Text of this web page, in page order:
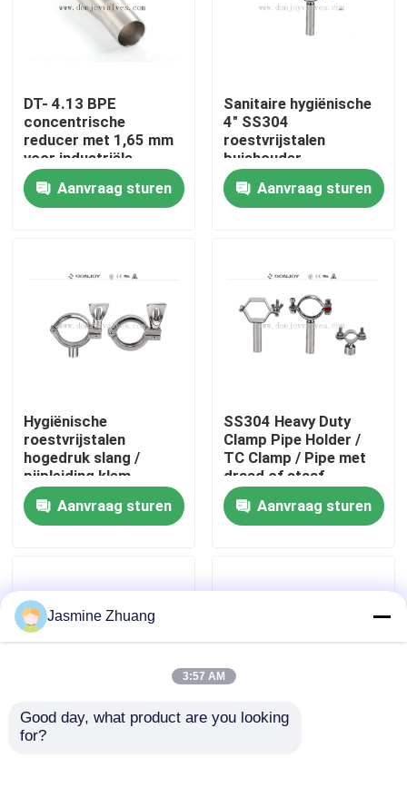
Producten
Over ons
Fabriekstocht
NEEM CONTACT MET ONS OP
Offerte Aanvragen
DT- 4.13 BPE
concentrische
reducer met 1,65 mm
voor industriële
geneeskunde
Aanvraag sturen
Sanitaire hygiënische
4" SS304
roestvrijstalen
buishouder
Aanvraag sturen
Hygiënische
roestvrijstalen
hogedruk slang /
pijpleiding klem
13MHP SS304/ Single
pin klemAanvraag sturen
SS304 Heavy Duty
Clamp Pipe Holder /
TC Clamp / Pipe met
draad of staaf
Aanvraag sturen
Roestvrijstalen
Jasmine Zhuang
3:57 AM
Good day, what product are you looking
for?